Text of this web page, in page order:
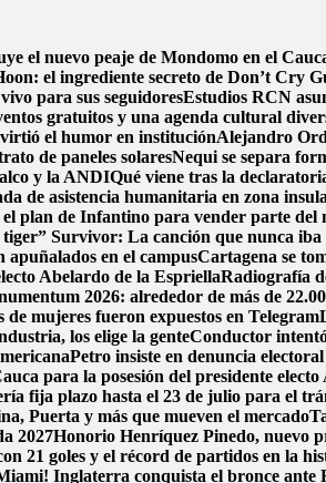
el nuevo peaje de Mondomo en el
el ingrediente secreto de Don’t Cry
para sus seguidoresEstudios RCN
gratuitos y una agenda cultural
el humor en instituciónAlejandro
de paneles solaresNequi se separa
y la ANDIQué viene tras la
de asistencia humanitaria en zona
plan de Infantino para vender parte del
tiger” Survivor: La canción que nunca iba
en el campusCartagena se
Abelardo de la EspriellaRadiografía
2026: alrededor de más de
mujeres fueron expuestos en Telegram
los elige la genteConductor
Petro insiste en denuncia
para la posesión del presidente
fija plazo hasta el 23 de julio para el
Puerta y más que mueven el mercado
2027Honorio Henríquez Pinedo, nuevo
21 goles y el récord de partidos en la
Inglaterra conquista el bronce